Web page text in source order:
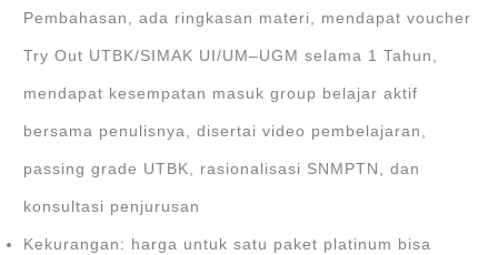
Pembahasan, ada ringkasan materi, mendapat voucher
Try Out UTBK/SIMAK UI/UM–UGM selama 1 Tahun,
mendapat kesempatan masuk group belajar aktif
bersama penulisnya, disertai video pembelajaran,
passing grade UTBK, rasionalisasi SNMPTN, dan
konsultasi penjurusan
Kekurangan: harga untuk satu paket platinum bisa